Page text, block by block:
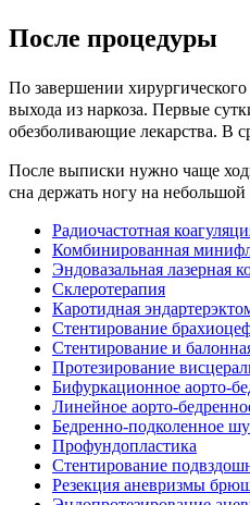
После процедуры
По завершении
выхода из наркоза. Первые
обезболивающие лекарства. В
После выписки нужно чаще
сна держать ногу на
Радиочастотная
Комбинированная
Эндовазальная лазерная
Склеротерапия
Каротидная
Стентирование
Стентирование и
Протезирование
Бифуркационное аорто-
Линейное аорто-
Бедренно-подколенное
Профундопластика
Стентирование
Резекция аневризмы